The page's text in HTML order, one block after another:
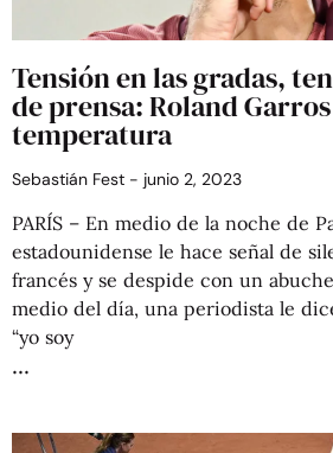
Tensión en las gradas,
de prensa: Roland
temperatura
Sebastián Fest junio 2, 2023
PARÍS – En medio de la noche de
estadounidense le hace señal de
francés y se despide con un
medio del día, una periodista le
“yo soy